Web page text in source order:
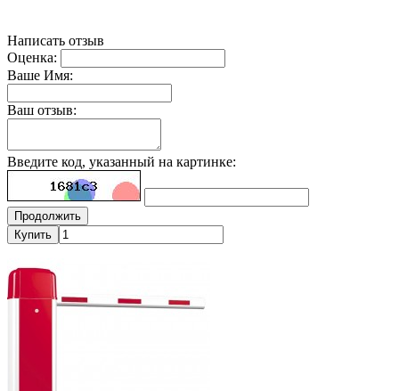
Написать отзыв
Оценка:
Ваше Имя:
Ваш отзыв:
Введите код, указанный на картинке:
Продолжить
Купить